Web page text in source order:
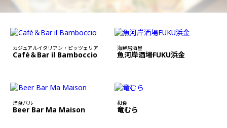
カジュアルイタリアン・ピッツェリア
Cafè＆Bar il Bamboccio
海鮮居酒屋
魚河岸酒場FUKU浜金
洋食バル
Beer Bar Ma Maison
和食
竜むら